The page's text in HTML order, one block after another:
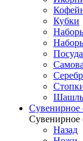
Кубки
Сувенирное
Сувенирное
Назад